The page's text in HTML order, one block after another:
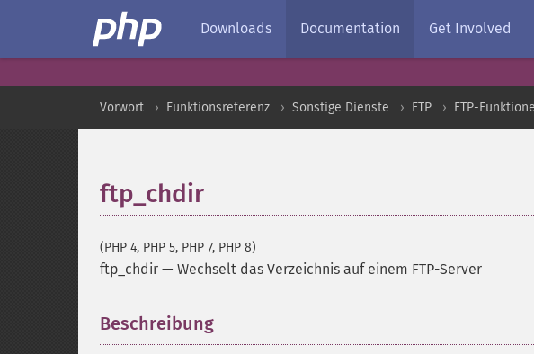
Downloads Documentation Get Involved
Vorwort Funktionsreferenz Sonstige Dienste FTP FTP-
ftp_chdir
(PHP 4, PHP 5, PHP 7, PHP 8)
ftp_chdir — Wechselt das Verzeichnis auf einem FTP-Server
Beschreibung